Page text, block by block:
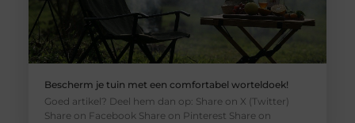
Bescherm je tuin met een comfortabel worteldoek!
Goed artikel? Deel hem dan op: Share on X (Twitter)
Share on Facebook Share on Pinterest Share on